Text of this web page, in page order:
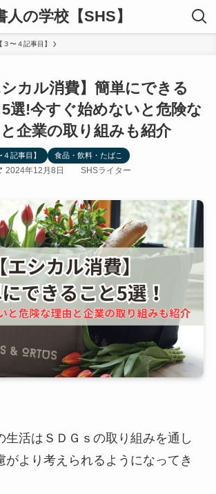
人の学校【SHS】
〜４記事目】
シカル消費】簡単にできる
選!今すぐ始めないと危険な
企業の取り組みも紹介
記事目】 食品・飲料・たばこ
2024年12月8日 SHSライター
生活はＳＤＧｓの取り組みを通し
がより考えられるようになってき